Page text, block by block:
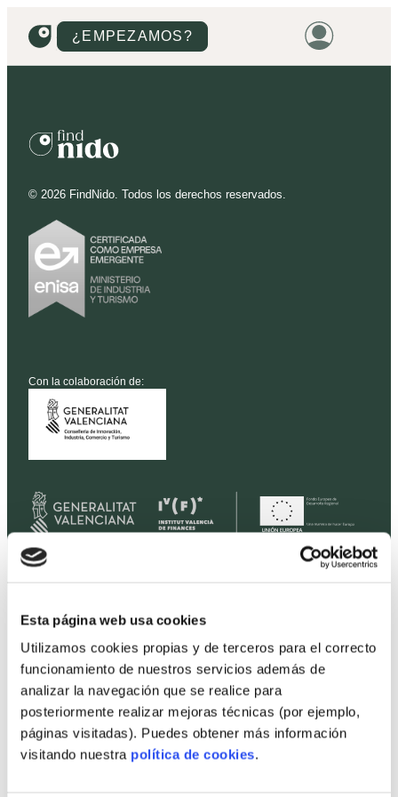
Esta página web usa cookies
Utilizamos cookies propias y de terceros para el correcto
funcionamiento de nuestros servicios además de
analizar la navegación que se realice para
posteriormente realizar mejoras técnicas (por ejemplo,
páginas visitadas). Puedes obtener más información
visitando nuestra política de cookies.
¿EMPEZAMOS?
PROMOCIONES
© 2026 FindNido. Todos los derechos reservados.
Con la colaboración de:
Viviendas
Terrenos
Promociones
Precios
Profesionales